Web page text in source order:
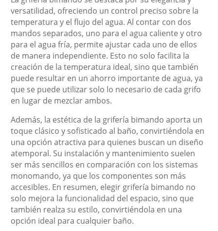
versatilidad, ofreciendo un control preciso sobre la
temperatura y el flujo del agua. Al contar con dos
mandos separados, uno para el agua caliente y otro
para el agua fría, permite ajustar cada uno de ellos
de manera independiente. Esto no solo facilita la
creación de la temperatura ideal, sino que también
puede resultar en un ahorro importante de agua, ya
que se puede utilizar solo lo necesario de cada grifo
en lugar de mezclar ambos.
Además, la estética de la grifería bimando aporta un
toque clásico y sofisticado al baño, convirtiéndola en
una opción atractiva para quienes buscan un diseño
atemporal. Su instalación y mantenimiento suelen
ser más sencillos en comparación con los sistemas
monomando, ya que los componentes son más
accesibles. En resumen, elegir grifería bimando no
solo mejora la funcionalidad del espacio, sino que
también realza su estilo, convirtiéndola en una
opción ideal para cualquier baño.